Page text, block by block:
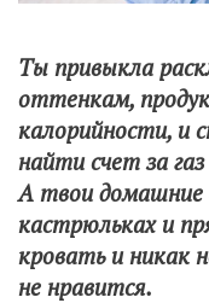
Ты привыкла
оттенкам,
калорийности, и
найти счет за
А твои домашние
кастрюльках и
кровать и никак
не нравится.